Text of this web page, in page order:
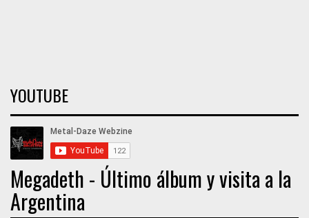
YOUTUBE
Megadeth - Último álbum y visita a la
Argentina